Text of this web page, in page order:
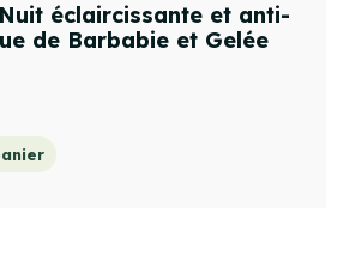
éclaircissante et anti-
de Barbabie et Gelée